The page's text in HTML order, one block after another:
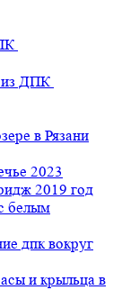
из ДПК
в Рязани
2023
2019 год
белым
дпк вокруг
и крыльца в